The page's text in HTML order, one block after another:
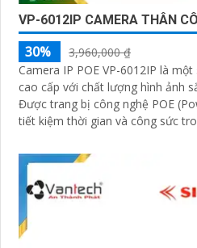
VP-6012IP CAMERA THÂN
30%
3,960,000 ₫
Camera IP POE VP-6012IP là
cao cấp với chất lượng hình ảnh
Được trang bị công nghệ POE
tiết kiệm thời gian và công sức